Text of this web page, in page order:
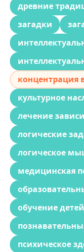
древние
загадки
концентрация
культурное
лечение
логические
логическое
медицинская
обучение детей
психическое